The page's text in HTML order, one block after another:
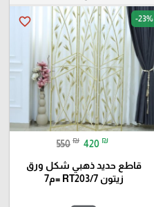
favorite_border -23%
550 ₪ 420 ₪
قاطع حديد ذهبي شكل ورق
زيتون RT203/7 =م7